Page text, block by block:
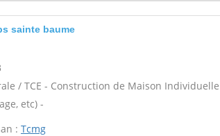
sainte baume
/ TCE - Construction de Maison
etc) -
: Tcmg